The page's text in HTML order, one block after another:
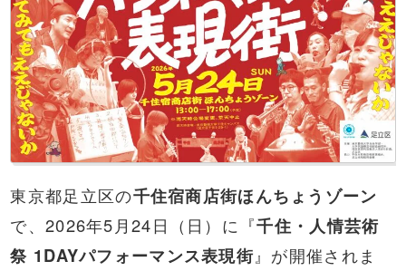
東京都足立区の千住宿商店街ほんちょうゾーン
で、2026年5月24日（日）に『千住・人情芸術
祭 1DAYパフォーマンス表現街』が開催されま